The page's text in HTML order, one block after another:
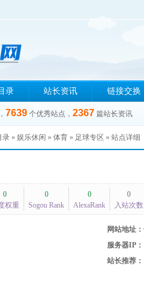
录 站长资讯 链接交换
7639 个优秀站点， 2367 篇站长资讯
录 » 娱乐休闲 » 体育 » 足球专区 » 站点详细
0
权重
0
Sogou Rank
0
AlexaRank
0
入站次数
网站地址：
服务器IP：
站长推荐：